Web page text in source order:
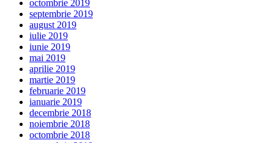
octombrie 2019
septembrie 2019
august 2019
iulie 2019
iunie 2019
mai 2019
aprilie 2019
martie 2019
februarie 2019
ianuarie 2019
decembrie 2018
noiembrie 2018
octombrie 2018